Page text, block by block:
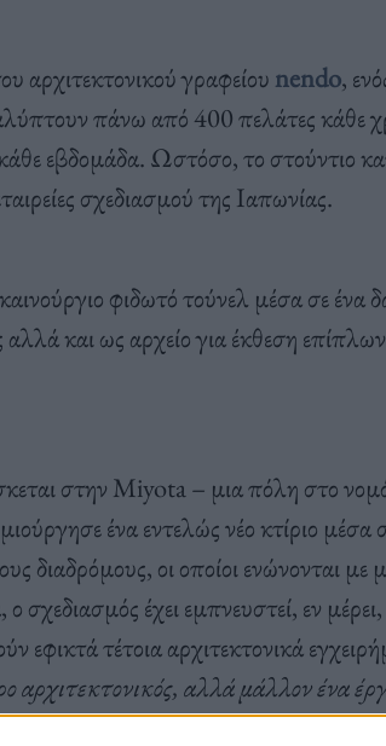
αρχιτεκτονικούγραφείου nendo,
λύπτουνπάνω από 400 πελάτεςκάθε
εβδομάδα. Ωστόσο,το στούντιο
αιρείες σχεδιασμούτης Ιαπωνίας.
φιδωτό τούνελ μέσα σε ένα
και ως αρχείο για έκθεση
στην Miyota – μια πόλη στο
ένα εντελώς νέο κτίριο μέσα
διαδρόμους, οι οποίοι ενώνονται με
σχεδιασμός έχει εμπνευστεί, εν
εφικτά τέτοια αρχιτεκτονικά
αρχιτεκτονικός, αλλά μάλλον ένα
σχεδιασμού προϊόντων”,